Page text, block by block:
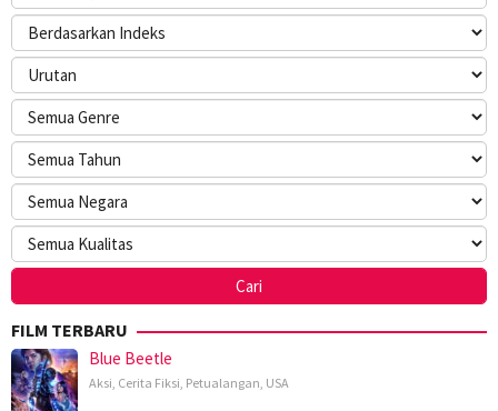
FILM TERBARU
Blue Beetle
Aksi, Cerita Fiksi, Petualangan, USA